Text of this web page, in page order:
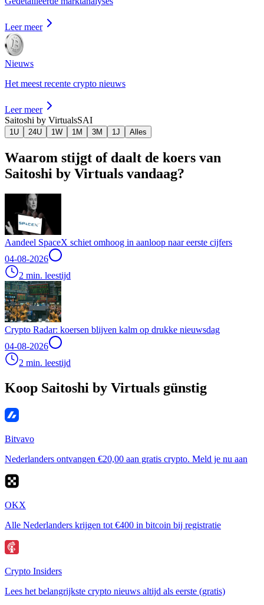
Leer meer
Nieuws
Het meest recente crypto nieuws
Leer meer
Saitoshi by VirtualsSAI
1U 24U 1W 1M 3M 1J Alles
Waarom stijgt of daalt de koers van
Saitoshi by Virtuals vandaag?
Aandeel SpaceX schiet omhoog in aanloop naar eerste cijfers
04-08-2026
2 min. leestijd
Crypto Radar: koersen blijven kalm op drukke nieuwsdag
04-08-2026
2 min. leestijd
Koop Saitoshi by Virtuals günstig
Bitvavo
Nederlanders ontvangen €20,00 aan gratis crypto. Meld je nu aan
OKX
Alle Nederlanders krijgen tot €400 in bitcoin bij registratie
Crypto Insiders
Lees het belangrijkste crypto nieuws altijd als eerste (gratis)